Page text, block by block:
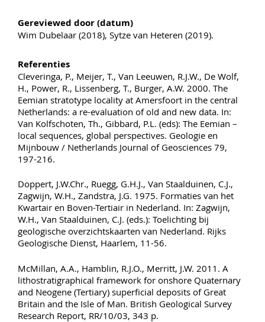
Gereviewed door (datum)
Wim Dubelaar (2018), Sytze van Heteren (2019).
Referenties
Cleveringa, P., Meijer, T., Van Leeuwen, R.J.W., De Wolf,
H., Power, R., Lissenberg, T., Burger, A.W. 2000. The
Eemian stratotype locality at Amersfoort in the central
Netherlands: a re-evaluation of old and new data. In:
Van Kolfschoten, Th., Gibbard, P.L. (eds): The Eemian –
local sequences, global perspectives. Geologie en
Mijnbouw / Netherlands Journal of Geosciences 79,
197-216.
Doppert, J.W.Chr., Ruegg, G.H.J., Van Staalduinen, C.J.,
Zagwijn, W.H., Zandstra, J.G. 1975. Formaties van het
Kwartair en Boven-Tertiair in Nederland. In: Zagwijn,
W.H., Van Staalduinen, C.J. (eds.): Toelichting bij
geologische overzichtskaarten van Nederland. Rijks
Geologische Dienst, Haarlem, 11-56.
McMillan, A.A., Hamblin, R.J.O., Merritt, J.W. 2011. A
lithostratigraphical framework for onshore Quaternary
and Neogene (Tertiary) superficial deposits of Great
Britain and the Isle of Man. British Geological Survey
Research Report, RR/10/03, 343 p.